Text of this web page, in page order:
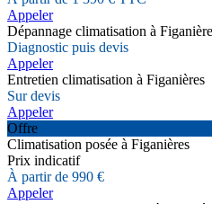
Appeler
Dépannage climatisation à
Diagnostic puis devis
Appeler
Entretien climatisation à Figanières
Sur devis
Appeler
Offre
Climatisation posée à Figanières
Prix indicatif
À partir de 990 €
Appeler